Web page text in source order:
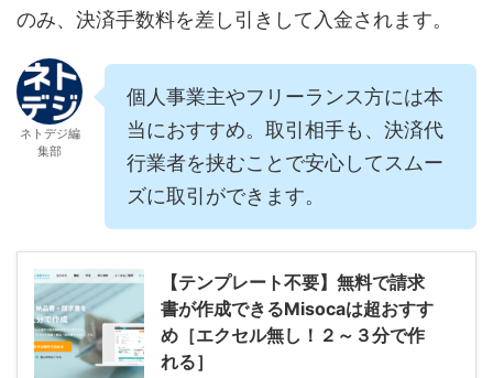
のみ、決済手数料を差し引きして入金されます。
ネトデジ編
集部
個人事業主やフリーランス方には本
当におすすめ。取引相手も、決済代
行業者を挟むことで安心してスムー
ズに取引ができます。
【テンプレート不要】無料で請求
書が作成できるMisocaは超おすす
め［エクセル無し！２～３分で作
れる］